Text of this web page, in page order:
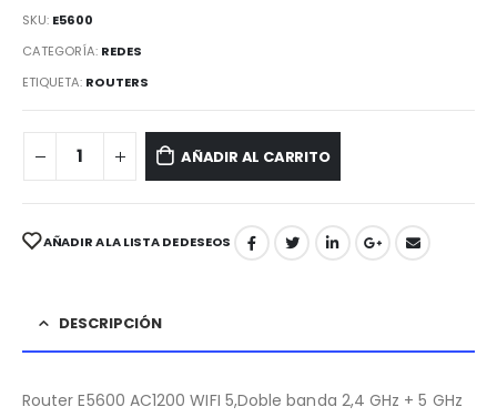
SKU: E5600
CATEGORÍA: REDES
ETIQUETA: ROUTERS
AÑADIR AL CARRITO
AÑADIR A LA LISTA DE DESEOS
DESCRIPCIÓN
Router E5600 AC1200 WIFI 5,Doble banda 2,4 GHz + 5 GHz